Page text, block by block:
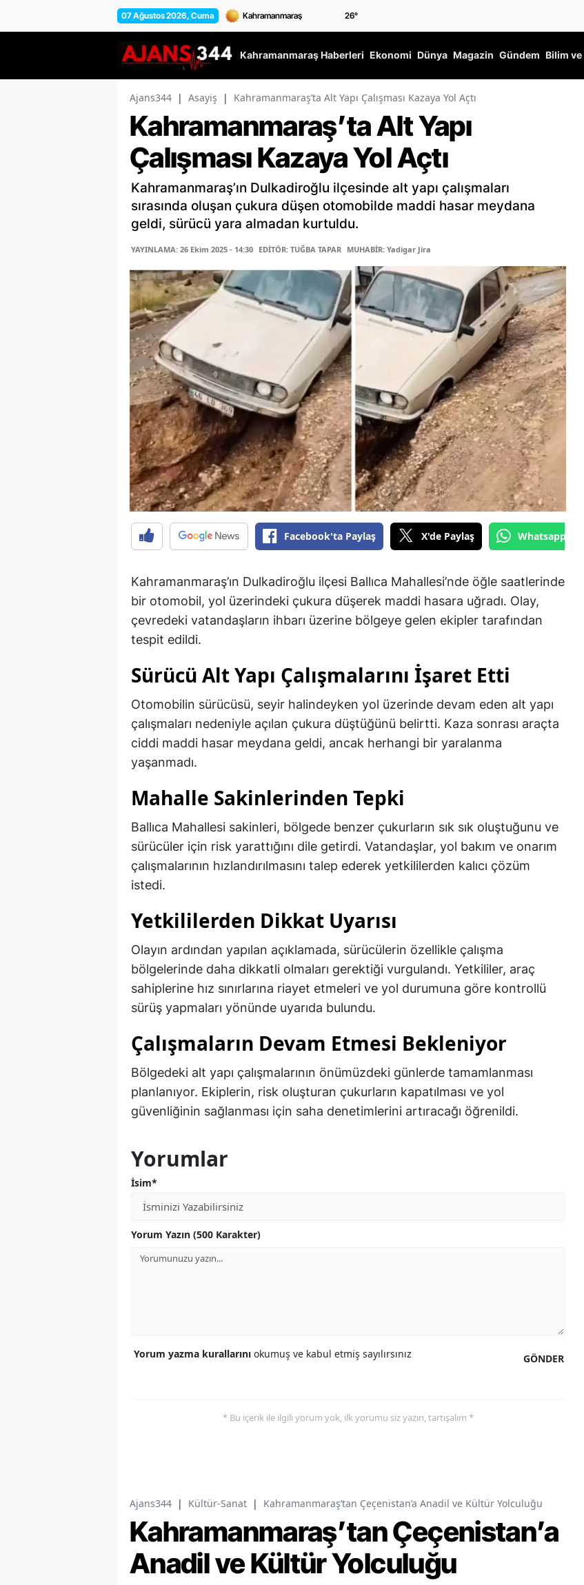
07 Ağustos 2026, Cuma 26°
Kahramanmaraş Haberleri Ekonomi Dünya Magazin Gündem Bilim
Ajans344 | Asayiş | Kahramanmaraş’ta Alt Yapı Çalışması Kazaya Yol Açtı
Kahramanmaraş’ta Alt Yapı
Çalışması Kazaya Yol Açtı
Kahramanmaraş’ın Dulkadiroğlu ilçesinde alt yapı çalışmaları
sırasında oluşan çukura düşen otomobilde maddi hasar meydana
geldi, sürücü yara almadan kurtuldu.
YAYINLAMA: 26 Ekim 2025 - 14:30 EDİTÖR: TUĞBA TAPAR MUHABİR: Yadigar Jira
Facebook'ta Paylaş X'de Paylaş
Kahramanmaraş’ın Dulkadiroğlu ilçesi Ballıca Mahallesi’nde öğle saatlerinde
bir otomobil, yol üzerindeki çukura düşerek maddi hasara uğradı. Olay,
çevredeki vatandaşların ihbarı üzerine bölgeye gelen ekipler tarafından
tespit edildi.
Sürücü Alt Yapı Çalışmalarını İşaret Etti
Otomobilin sürücüsü, seyir halindeyken yol üzerinde devam eden alt yapı
çalışmaları nedeniyle açılan çukura düştüğünü belirtti. Kaza sonrası araçta
ciddi maddi hasar meydana geldi, ancak herhangi bir yaralanma
yaşanmadı.
Mahalle Sakinlerinden Tepki
Ballıca Mahallesi sakinleri, bölgede benzer çukurların sık sık oluştuğunu ve
sürücüler için risk yarattığını dile getirdi. Vatandaşlar, yol bakım ve onarım
çalışmalarının hızlandırılmasını talep ederek yetkililerden kalıcı çözüm
istedi.
Yetkililerden Dikkat Uyarısı
Olayın ardından yapılan açıklamada, sürücülerin özellikle çalışma
bölgelerinde daha dikkatli olmaları gerektiği vurgulandı. Yetkililer, araç
sahiplerine hız sınırlarına riayet etmeleri ve yol durumuna göre kontrollü
sürüş yapmaları yönünde uyarıda bulundu.
Çalışmaların Devam Etmesi Bekleniyor
Bölgedeki alt yapı çalışmalarının önümüzdeki günlerde tamamlanması
planlanıyor. Ekiplerin, risk oluşturan çukurların kapatılması ve yol
güvenliğinin sağlanması için saha denetimlerini artıracağı öğrenildi.
Yorumlar
İsim*
Yorum Yazın (500 Karakter)
GÖNDER
Yorum yazma kurallarını okumuş ve kabul etmiş sayılırsınız
* Bu içerik ile ilgili yorum yok, ilk yorumu siz yazın, tartışalım *
Ajans344 | Kültür-Sanat | Kahramanmaraş’tan Çeçenistan’a Anadil ve Kültür Yolculuğu
Kahramanmaraş’tan Çeçenistan’a
Anadil ve Kültür Yolculuğu